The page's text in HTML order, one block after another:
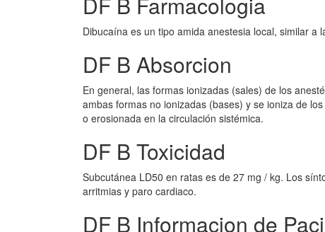
Dibucaína es un tipo amida anestesia local, similar a
DF B Absorcion
En general, las formas ionizadas (sales) de los
ambas formas no ionizadas (bases) y se ioniza de
o erosionada en la circulación sistémica.
DF B Toxicidad
Subcutánea LD50 en ratas es de 27 mg / kg. Los
arritmias y paro cardiaco.
DF B Informacion de